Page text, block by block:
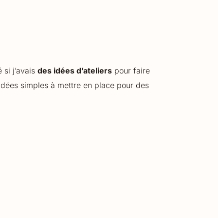
si j’avaisdes idées d’ateliers pour faire
simples à mettre en place pour des